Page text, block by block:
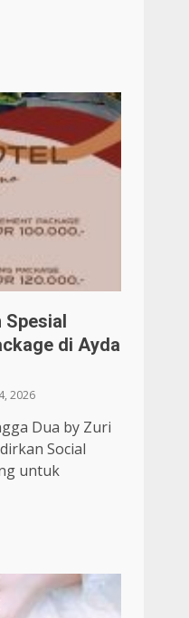
Spesial
di Ayda
2026
Dua by Zuri
Social
untuk